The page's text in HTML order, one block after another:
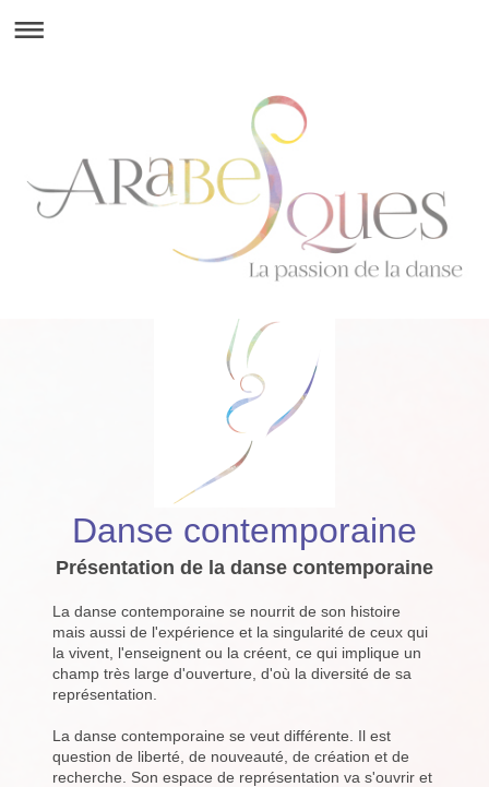
Danse contemporaine
Présentation de la danse contemporaine
La danse contemporaine se nourrit de son histoire
mais aussi de l'expérience et la singularité de ceux qui
la vivent, l'enseignent ou la créent, ce qui implique un
champ très large d'ouverture, d'où la diversité de sa
représentation.
La danse contemporaine se veut différente. Il est
question de liberté, de nouveauté, de création et de
recherche. Son espace de représentation va s'ouvrir et